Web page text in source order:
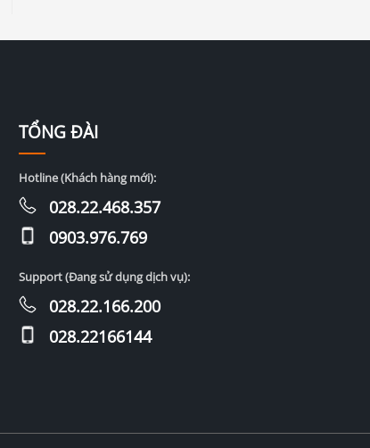
TỔNG ĐÀI
Hotline (Khách hàng mới):
028.22.468.357
0903.976.769
Support (Đang sử dụng dịch vụ):
028.22.166.200
028.22166144